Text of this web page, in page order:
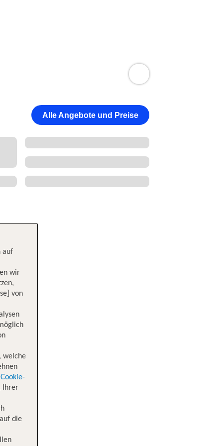
Alle Angebote und Preise
auf
wir
von
welche
Cookie-
Ihrer
die